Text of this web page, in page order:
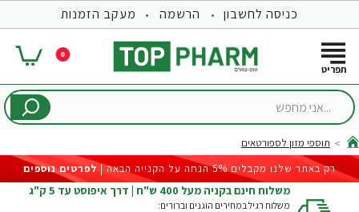
כניסה לחשבון הרשמה מעקב הזמנות
0
...אני
home
תוספי מזון לספורטאים
רק באתר שלנו מקבלים 5% הנחה על הקנייה הבאה |
לפרטים נוספים
משלוח חינם בקניה מעל 400 ש"ח | דרך איפוסט עד 5 ק"ג
משלוח רגיל במחירים הוגנים וברורים: